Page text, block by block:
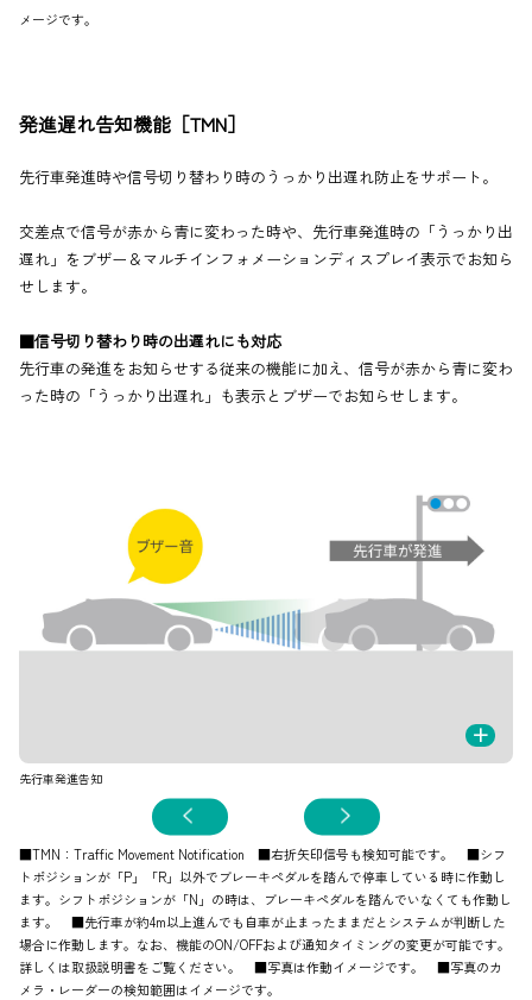
メージです。
発進遅れ告知機能［TMN］
先行車発進時や信号切り替わり時のうっかり出遅れ防止をサポート。
交差点で信号が赤から青に変わった時や、先行車発進時の「うっかり出
遅れ」をブザー＆マルチインフォメーションディスプレイ表示でお知ら
せします。
■信号切り替わり時の出遅れにも対応
先行車の発進をお知らせする従来の機能に加え、信号が赤から青に変わ
った時の「うっかり出遅れ」も表示とブザーでお知らせします。
+
先行車発進告知
■TMN：Traffic Movement Notification ■右折矢印信号も検知可能です。 ■シフ
トポジションが「P」「R」以外でブレーキペダルを踏んで停車している時に作動し
ます。シフトポジションが「N」の時は、ブレーキペダルを踏んでいなくても作動し
ます。 ■先行車が約4m以上進んでも自車が止まったままだとシステムが判断した
場合に作動します。なお、機能のON/OFFおよび通知タイミングの変更が可能です。
詳しくは取扱説明書をご覧ください。 ■写真は作動イメージです。 ■写真のカ
メラ・レーダーの検知範囲はイメージです。